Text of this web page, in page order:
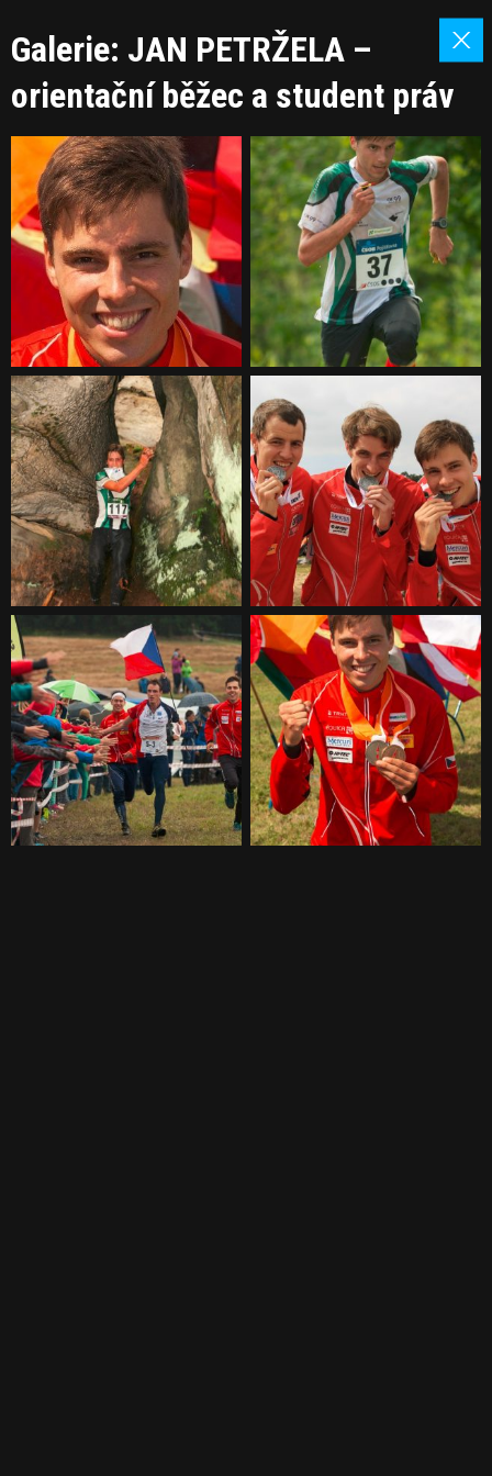
Galerie: JAN PETRŽELA –
orientační běžec a student práv